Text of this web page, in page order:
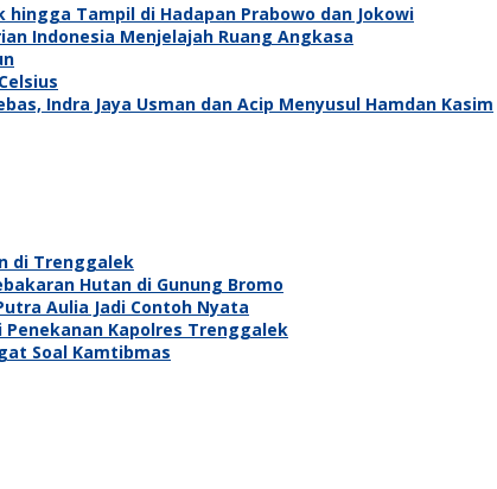
hingga Tampil di Hadapan Prabowo dan Jokowi
Indonesia Menjelajah Ruang Angkasa
Indra Jaya Usman dan Acip Menyusul Hamdan Kasim
di Trenggalek
Hutan di Gunung Bromo
Aulia Jadi Contoh Nyata
Kapolres Trenggalek
Soal Kamtibmas